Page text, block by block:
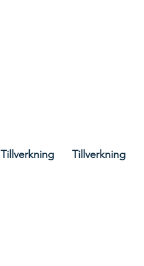
Tillverkning Tillverkning